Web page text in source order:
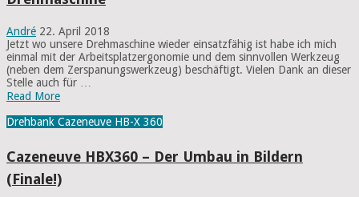
André 22. April 2018
Jetzt wo unsere Drehmaschine wieder einsatzfähig ist habe ich mich
einmal mit der Arbeitsplatzergonomie und dem sinnvollen Werkzeug
(neben dem Zerspanungswerkzeug) beschäftigt. Vielen Dank an dieser
Stelle auch für …
Read More
Drehbank Cazeneuve HB-X 360
Cazeneuve HBX360 – Der Umbau in Bildern
(Finale!)